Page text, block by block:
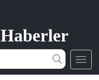
Haberler